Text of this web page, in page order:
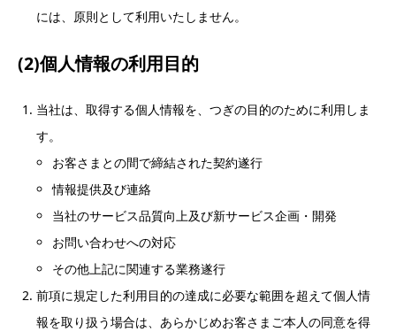
には、原則として利用いたしません。
(2)個人情報の利用目的
当社は、取得する個人情報を、つぎの目的のために利用しま
す。
お客さまとの間で締結された契約遂行
情報提供及び連絡
当社のサービス品質向上及び新サービス企画・開発
お問い合わせへの対応
その他上記に関連する業務遂行
前項に規定した利用目的の達成に必要な範囲を超えて個人情
報を取り扱う場合は、あらかじめお客さまご本人の同意を得